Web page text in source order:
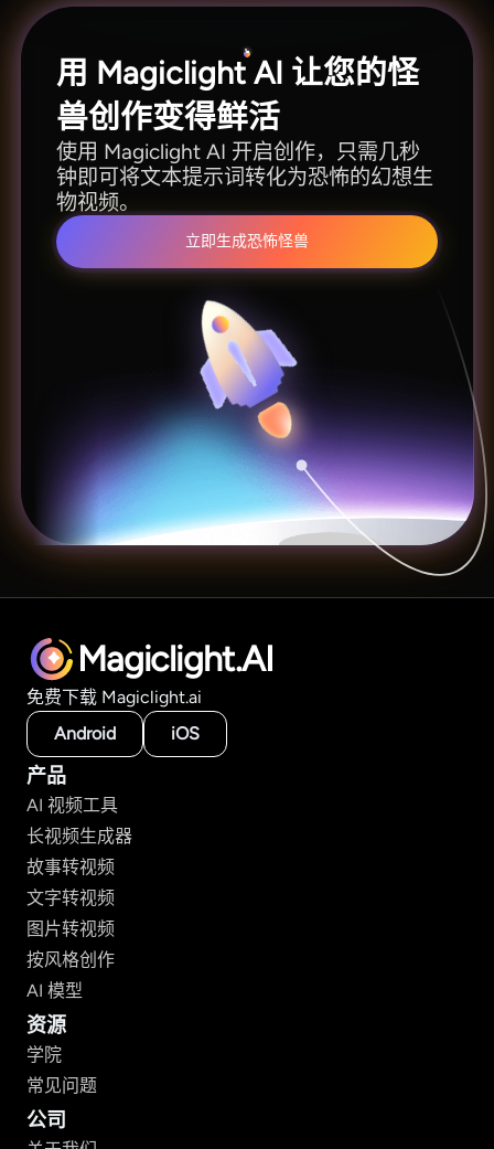
用 Magiclight AI 让您的怪
兽创作变得鲜活
使用 Magiclight AI 开启创作，只需几秒
钟即可将文本提示词转化为恐怖的幻想生
物视频。
立即生成恐怖怪兽
Magiclight.AI
免费下载 Magiclight.ai
Android
iOS
产品
AI 视频工具
长视频生成器
故事转视频
文字转视频
图片转视频
按风格创作
AI 模型
资源
学院
常见问题
公司